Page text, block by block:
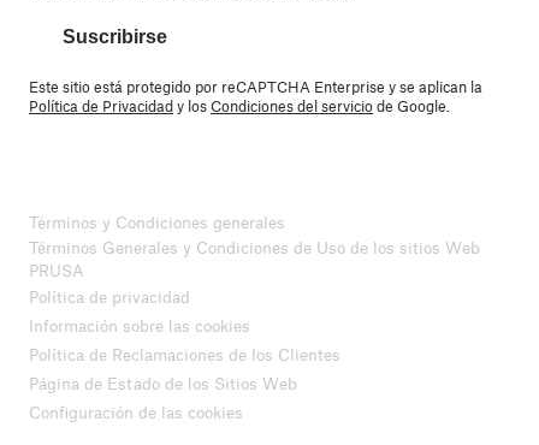
Suscribirse
Este sitio está protegido por reCAPTCHA Enterprise y se aplican la
Política de Privacidady losCondiciones del serviciode Google.
Términos y Condiciones generales
Términos Generales y Condiciones de Uso de los sitios Web
PRUSA
Política de privacidad
Información sobre las cookies
Política de Reclamaciones de los Clientes
Página de Estado de los Sitios Web
Configuración de las cookies